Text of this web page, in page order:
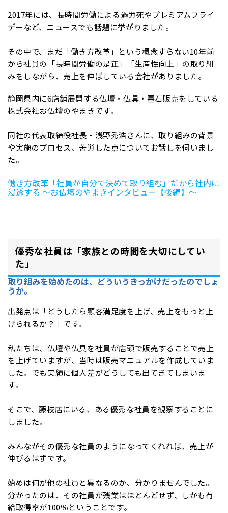
2017年には、長時間労働による過労死やプレミアムフライ
デーなど、ニュースでも話題に挙がりました。
その中で、まだ「働き方改革」という概念すらない10年前
から社員の「長時間労働の是正」「生産性向上」の取り組
みをしながら、売上を伸ばしている会社がありました。
静岡県内に6店舗展開する仏壇・仏具・墓石販売をしている
株式会社お仏壇のやまきです。
同社の代表取締役社長・浅野秀浩さんに、取り組みの背景
や実施のプロセス、苦労した点についてお話しを伺いまし
た。
働き方改革「社員が自分で決めて取り組む」だから社内に
浸透する ～お仏壇のやまきインタビュー【後編】～
優秀な社員は「家族との時間を大切にしてい
た」
取り組みを始めたのは、どういうきっかけだったのでしょ
うか。
出発点は「どうしたら顧客満足度を上げ、売上をもっと上
げられるか？」です。
私たちは、仏壇や仏具を社員が店頭で販売することで売上
を上げていますが、当時は販売マニュアルを作成していま
した。でも実績に個人差がどうしても出てきてしまいま
す。
そこで、藤枝店にいる、ある優秀な社員を観察することに
しました。
みんながその優秀な社員のようになってくれれば、売上が
伸びるはずです。
始めは何が他の社員と異なるのか、分かりませんでした。
分かったのは、その社員が残業はほとんどせず、しかも有
給取得率が100％ということです。